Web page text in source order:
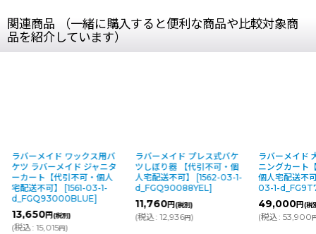
関連商品 （一緒に購入すると便利な商品や比較対象商
品を紹介しています）
ラバーメイド ワックス用バ
ケツ ラバーメイド ジャニタ
ーカート【代引不可・個人
宅配送不可】
[1561-03-1-
d_FGQ93000BLUE]
13,650円(税別)
(税込: 15,015円)
ラバーメイド プレス式バケ
ツしぼり器 【代引不可・個
人宅配送不可】
[1562-03-1-
d_FGQ90088YEL]
11,760円(税別)
(税込: 12,936円)
ラバーメイド
ニングカート
個人宅配送不
03-1-
49,000円(税
(税込: 53,900